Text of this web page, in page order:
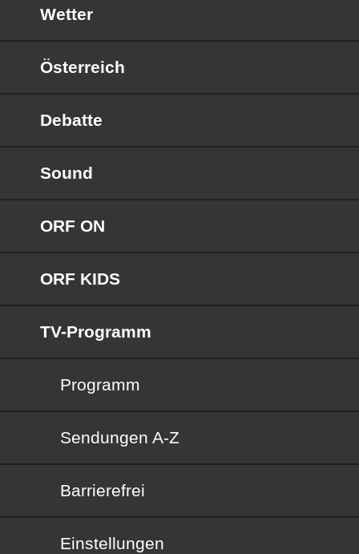
Wetter
Österreich
Debatte
Sound
ORF ON
ORF KIDS
TV-Programm
Programm
Sendungen von A bis Z
Sendungen A-Z
Barrierefrei
Barrierefrei
Einstellungen